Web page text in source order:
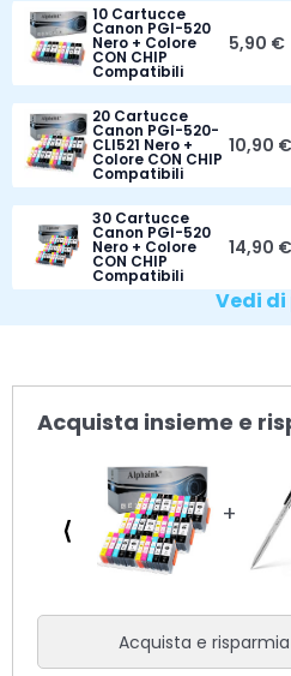
10 Cartucce
Canon PGI-520
Nero + Colore
CON CHIP
Compatibili
5,90 €
20 Cartucce
Canon PGI-520-
CLI521 Nero +
Colore CON CHIP
Compatibili
10,90 €
30 Cartucce
Canon PGI-520
Nero + Colore
CON CHIP
Compatibili
14,90 €
Vedi di
Acquista insieme e
⟨
Acquista e